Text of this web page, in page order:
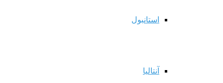
استانبول
آنتالیا